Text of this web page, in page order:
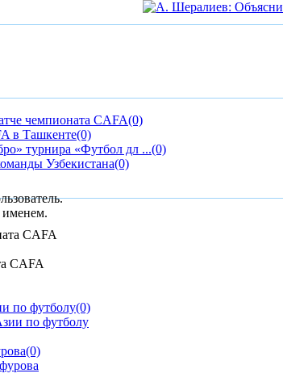
чемпионата CAFA(0)
в Ташкенте(0)
турнира «Футбол дл ...(0)
Узбекистана(0)
именем.
CAFA
по футболу(0)
(0)